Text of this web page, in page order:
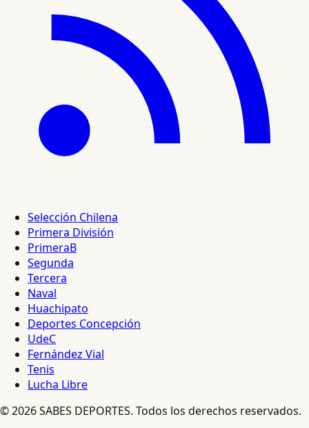
Selección Chilena
Primera División
PrimeraB
Segunda
Tercera
Naval
Huachipato
Deportes Concepción
UdeC
Fernández Vial
Tenis
Lucha Libre
© 2026 SABES DEPORTES. Todos los derechos reservados.